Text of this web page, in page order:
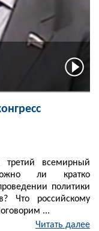
всемирный
Можно ли кратко
политики
Что российскому
...
Читать далее